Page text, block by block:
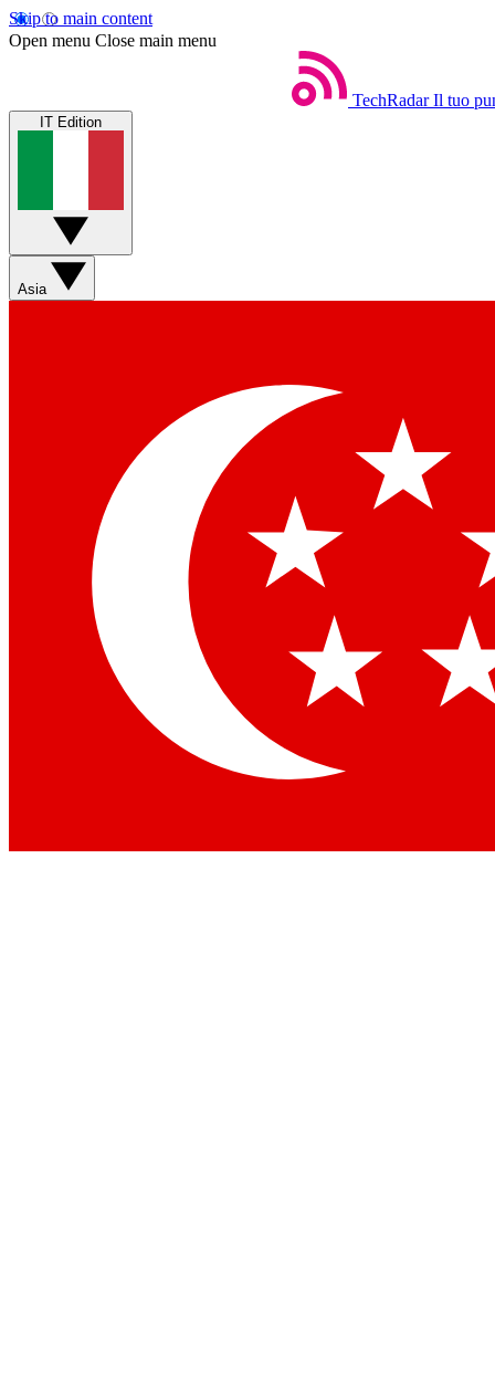
Skip to main content
Open menu Close main menu
TechRadar Il tuo
IT Edition
Asia